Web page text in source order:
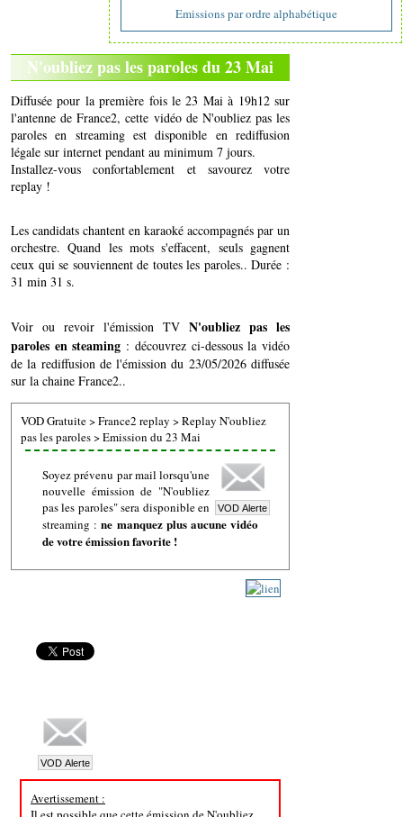
Emissions par ordre alphabétique
N'oubliez pas les paroles du 23 Mai
Diffusée pour la première fois le 23 Mai à 19h12 sur
l'antenne de France2, cette vidéo de N'oubliez pas les
paroles en streaming est disponible en rediffusion
légale sur internet pendant au minimum 7 jours.
Installez-vous confortablement et savourez votre
replay !
Les candidats chantent en karaoké accompagnés par un
orchestre. Quand les mots s'effacent, seuls gagnent
ceux qui se souviennent de toutes les paroles.. Durée :
31 min 31 s.
Voir ou revoir l'émission TV N'oubliez pas les
paroles en steaming : découvrez ci-dessous la vidéo
de la rediffusion de l'émission du 23/05/2026 diffusée
sur la chaine France2..
VOD Gratuite>France2 replay >Replay N'oubliez
pas les paroles>Emission du 23 Mai
Soyez prévenu par mail lorsqu'une
nouvelle émission de "N'oubliez
pas les paroles" sera disponible en
streaming :ne manquez plus aucune vidéo
de votre émission favorite !
Avertissement :